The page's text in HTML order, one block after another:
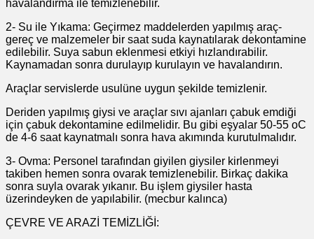
havalandırma ile temizlenebilir.
2- Su ile Yıkama: Geçirmez maddelerden yapılmış araç-
gereç ve malzemeler bir saat suda kaynatılarak dekontamine
edilebilir. Suya sabun eklenmesi etkiyi hızlandırabilir.
Kaynamadan sonra durulayıp kurulayın ve havalandırın.
Araçlar servislerde usulüne uygun şekilde temizlenir.
Deriden yapılmış giysi ve araçlar sıvı ajanları çabuk emdiği
için çabuk dekontamine edilmelidir. Bu gibi eşyalar 50-55 oC
de 4-6 saat kaynatmalı sonra hava akımında kurutulmalıdır.
3- Ovma: Personel tarafından giyilen giysiler kirlenmeyi
takiben hemen sonra ovarak temizlenebilir. Birkaç dakika
sonra suyla ovarak yıkanır. Bu işlem giysiler hasta
üzerindeyken de yapılabilir. (mecbur kalınca)
ÇEVRE VE ARAZİ TEMİZLİĞİ: